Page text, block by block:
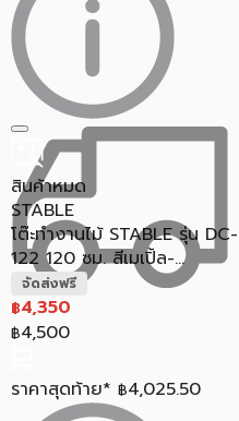
สินค้าหมด
STABLE
โต๊ะทำงานไม้ STABLE รุ่น DC-
122 120 ซม. สีเมเปิ้ล-...
จัดส่งฟรี
฿4,350
฿4,500
ราคาสุดท้าย* ฿4,025.50